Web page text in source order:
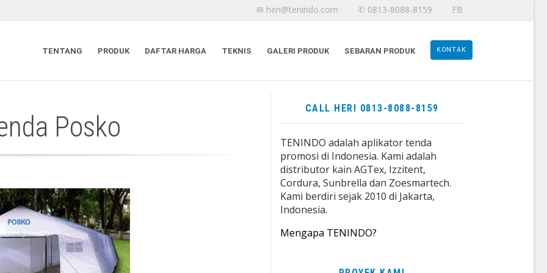
✉ heri@tenindo.com ✆ 0813-8088-8159 FB
TENTANG PRODUK DAFTAR HARGA TEKNIS GALERI PRODUK SEBARAN PRODUK KONTAK
Posko
CALL HERI 0813-8088-8159
TENINDO adalah aplikator tenda
promosi di Indonesia. Kami adalah
distributor kain AGTex, Izzitent,
Cordura, Sunbrella dan Zoesmartech.
Kami berdiri sejak 2010 di Jakarta,
Indonesia.
Mengapa TENINDO?